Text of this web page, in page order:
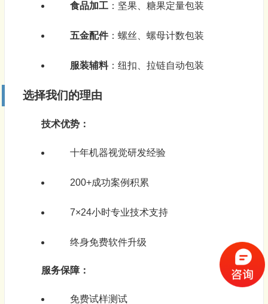
食品加工：坚果、糖果定量包装
五金配件：螺丝、螺母计数包装
服装辅料：纽扣、拉链自动包装
选择我们的理由
技术优势：
十年机器视觉研发经验
200+成功案例积累
7×24小时专业技术支持
终身免费软件升级
服务保障：
免费试样测试